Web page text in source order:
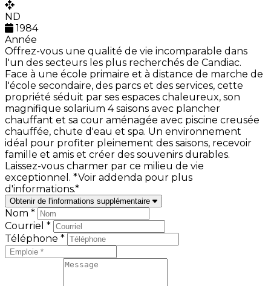
ND
1984
Année
Offrez-vous une qualité de vie incomparable dans
l'un des secteurs les plus recherchés de Candiac.
Face à une école primaire et à distance de marche de
l'école secondaire, des parcs et des services, cette
propriété séduit par ses espaces chaleureux, son
magnifique solarium 4 saisons avec plancher
chauffant et sa cour aménagée avec piscine creusée
chauffée, chute d'eau et spa. Un environnement
idéal pour profiter pleinement des saisons, recevoir
famille et amis et créer des souvenirs durables.
Laissez-vous charmer par ce milieu de vie
exceptionnel. *Voir addenda pour plus
d'informations.*
Obtenir de l'informations supplémentaire
Nom *
Courriel *
Téléphone *